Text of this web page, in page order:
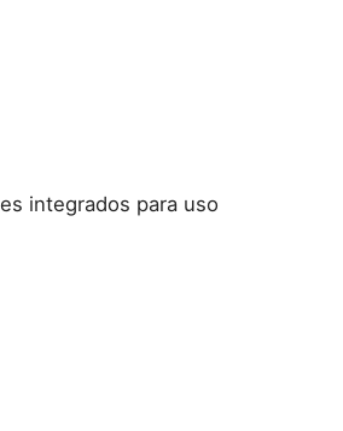
integrados para uso